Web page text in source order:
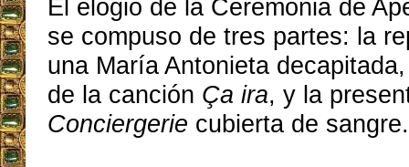
El elogio de la Ceremonia de
se compuso de tres partes: la
una María Antonieta
de la canción Ça ira, y la
Conciergerie cubierta de sangre.